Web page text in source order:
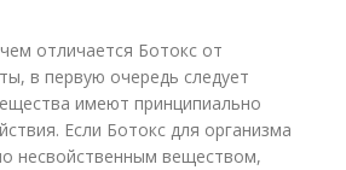
отличается Ботокс от
в первую очередь следует
имеют принципиально
Если Ботокс для организма
несвойственным веществом,